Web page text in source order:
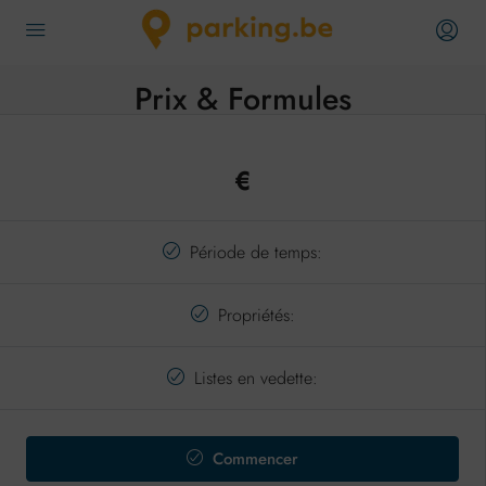
Prix & Formules
€
Période de temps:
Propriétés:
Listes en vedette:
Commencer